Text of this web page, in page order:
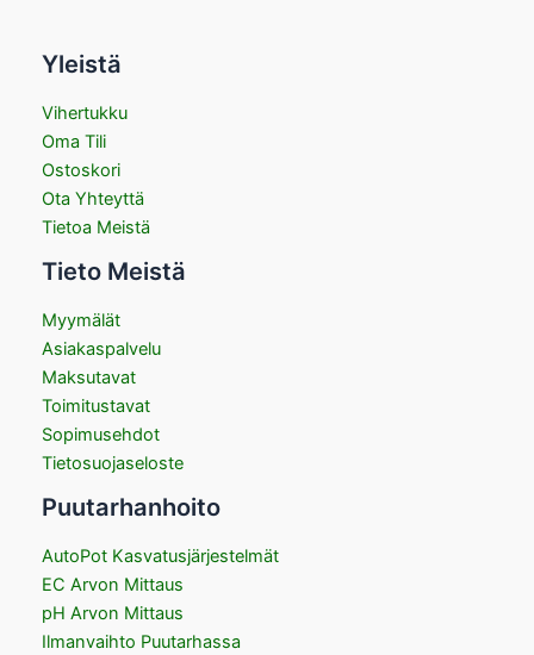
Yleistä
Vihertukku
Oma Tili
Ostoskori
Ota Yhteyttä
Tietoa Meistä
Tieto Meistä
Myymälät
Asiakaspalvelu
Maksutavat
Toimitustavat
Sopimusehdot
Tietosuojaseloste
Puutarhanhoito
AutoPot Kasvatusjärjestelmät
EC Arvon Mittaus
pH Arvon Mittaus
Ilmanvaihto Puutarhassa